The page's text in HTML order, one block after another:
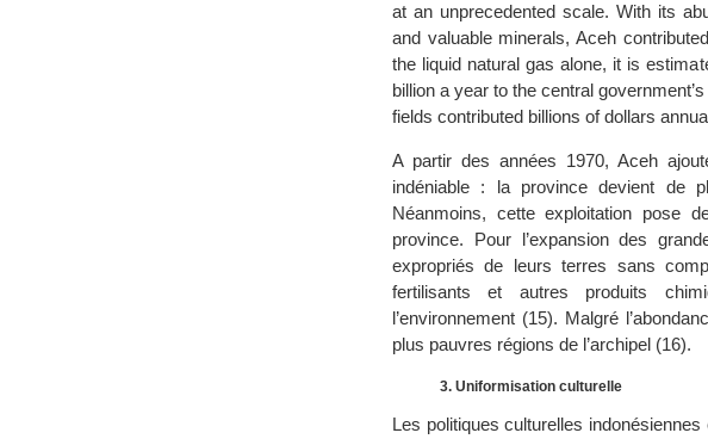
at an unprecedented scale. With its
and valuable minerals, Aceh
the liquid natural gas alone, it is
billion a year to the central
fields contributed billions of dollars
A partir des années 1970, Aceh
indéniable : la province devient de
Néanmoins, cette exploitation pose
province. Pour l’expansion des
expropriés de leurs terres sans
fertilisants et autres produits
l’environnement (15). Malgré
plus pauvres régions de l’archipel (16).
3. Uniformisation culturelle
Les politiques culturelles